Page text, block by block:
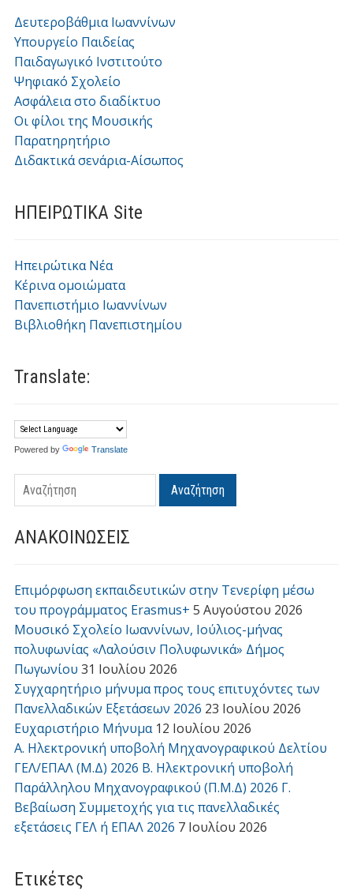
Δευτεροβάθμια Ιωαννίνων
Υπουργείο Παιδείας
Παιδαγωγικό Ινστιτούτο
Ψηφιακό Σχολείο
Ασφάλεια στο διαδίκτυο
Οι φίλοι της Μουσικής
Παρατηρητήριο
Διδακτικά σενάρια-Αίσωπος
ΗΠΕΙΡΩΤΙΚΑ Site
Ηπειρώτικα Νέα
Κέρινα ομοιώματα
Πανεπιστήμιο Ιωαννίνων
Βιβλιοθήκη Πανεπιστημίου
Translate:
Powered by Translate
Αναζήτηση
ΑΝΑΚΟΙΝΩΣΕΙΣ
Επιμόρφωση εκπαιδευτικών στην Τενερίφη μέσω
του προγράμματος Erasmus+ 5 Αυγούστου 2026
Μουσικό Σχολείο Ιωαννίνων, Ιούλιος-μήνας
πολυφωνίας «Λαλούσιν Πολυφωνικά» Δήμος
Πωγωνίου 31 Ιουλίου 2026
Συγχαρητήριο μήνυμα προς τους επιτυχόντες των
Πανελλαδικών Εξετάσεων 2026 23 Ιουλίου 2026
Ευχαριστήριο Μήνυμα 12 Ιουλίου 2026
Α. Ηλεκτρονική υποβολή Μηχανογραφικού Δελτίου
ΓΕΛ/ΕΠΑΛ (Μ.Δ) 2026 Β. Ηλεκτρονική υποβολή
Παράλληλου Μηχανογραφικού (Π.Μ.Δ) 2026 Γ.
Βεβαίωση Συμμετοχής για τις πανελλαδικές
εξετάσεις ΓΕΛ ή ΕΠΑΛ 2026 7 Ιουλίου 2026
Ετικέτες